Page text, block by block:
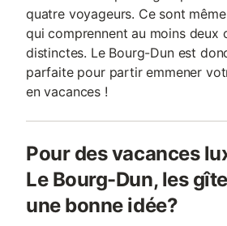
quatre voyageurs. Ce sont
qui comprennent au moins deux
distinctes. Le Bourg-Dun est
parfaite pour partir emmener
en vacances !
Pour des vacances
Le Bourg-Dun, les
une bonne idée?